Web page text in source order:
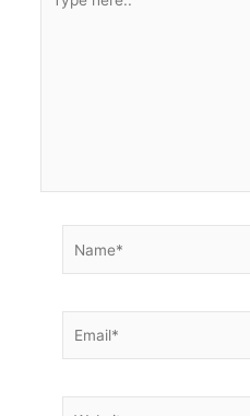
here..